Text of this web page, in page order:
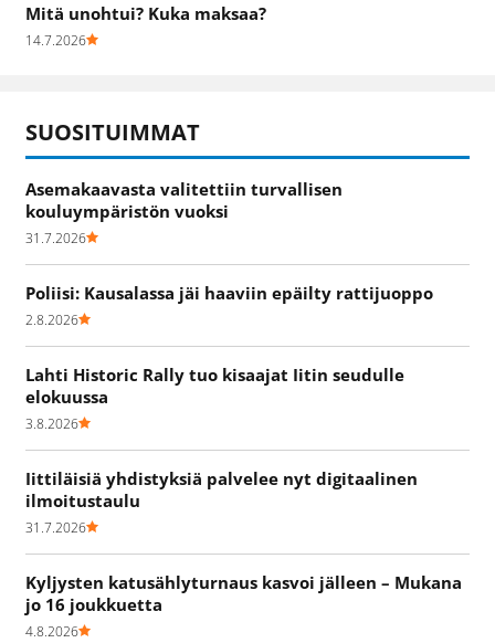
Mitä unohtui? Kuka maksaa?
14.7.2026
SUOSITUIMMAT
Asemakaavasta valitettiin turvallisen
kouluympäristön vuoksi
31.7.2026
Poliisi: Kausalassa jäi haaviin epäilty rattijuoppo
2.8.2026
Lahti Historic Rally tuo kisaajat Iitin seudulle
elokuussa
3.8.2026
Iittiläisiä yhdistyksiä palvelee nyt digitaalinen
ilmoitustaulu
31.7.2026
Kyljysten katusählyturnaus kasvoi jälleen – Mukana
jo 16 joukkuetta
4.8.2026